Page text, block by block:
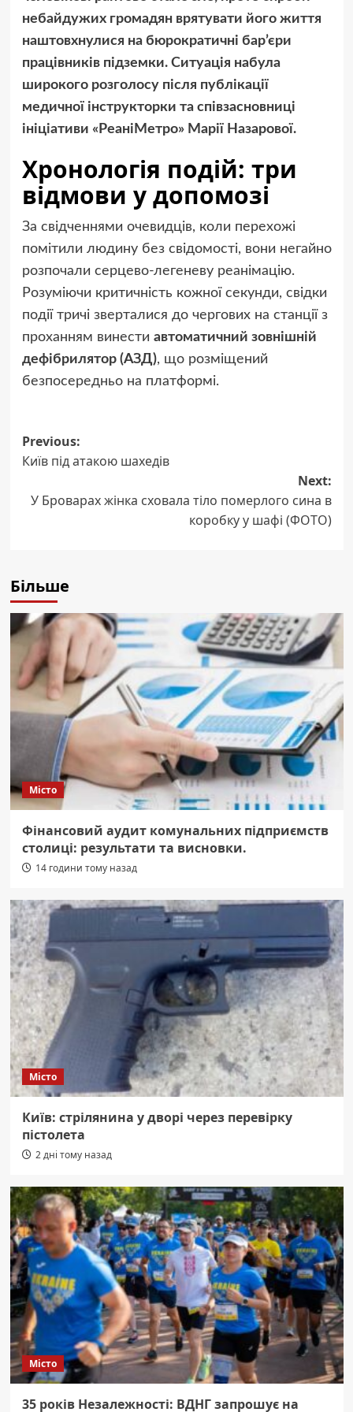
небайдужих громадян врятувати його життя
наштовхнулися на бюрократичні бар’єри
працівників підземки. Ситуація набула
широкого розголосу після публікації
медичної інструкторки та співзасновниці
ініціативи «РеаніМетро» Марії Назарової.
Хронологія подій: три
відмови у допомозі
За свідченнями очевидців, коли перехожі
помітили людину без свідомості, вони негайно
розпочали серцево-легеневу реанімацію.
Розуміючи критичність кожної секунди, свідки
події тричі зверталися до чергових на станції з
проханням винести автоматичний зовнішній
дефібрилятор (АЗД), що розміщений
безпосередньо на платформі.
Post
navigation
Previous:
Київ під атакою шахедів
Next:
У Броварах жінка сховала тіло померлого сина в
коробку у шафі (ФОТО)
Більше
Місто
Фінансовий аудит комунальних підприємств
столиці: результати та висновки.
14 години тому назад
Місто
Київ: стрілянина у дворі через перевірку
пістолета
2 дні тому назад
Місто
35 років Незалежності: ВДНГ запрошує на